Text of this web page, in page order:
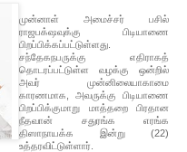
முன்னாள் அமைச்சர் பசில்
ராஜபக்‌ஷவுக்கு பிடியாணை
பிறப்பிக்கப்பட்டுள்ளது.
சந்தேகநபருக்கு எதிராகத்
தொடரப்பட்டுள்ள வழக்கு ஒன்றில்
அவர் முன்னிலையாகாமை
காரணமாக, அவருக்கு பிடியாணை
பிறப்பிக்குமாறு மாத்தறை பிரதான
நீதவான் சதுரங்க எரங்க
திஸாநாயக்க இன்று (22)
உத்தரவிட்டுள்ளார்.